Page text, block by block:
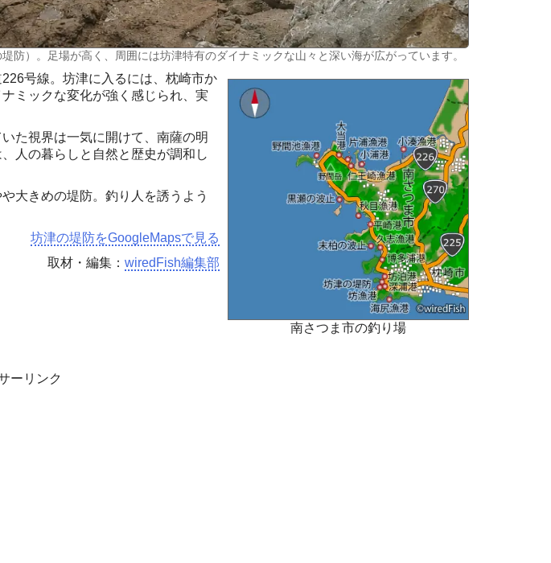
）。足場が高く、周囲には坊津特有のダイナミックな山々と深い海が広がっています。
南さつま市の釣り場
号線。坊津に入るには、枕崎市か
ミックな変化が強く感じられ、実
た視界は一気に開けて、南薩の明
人の暮らしと自然と歴史が調和し
大きめの堤防。釣り人を誘うよう
坊津の堤防をGoogleMapsで見る
取材・編集： wiredFish編集部
ーリンク